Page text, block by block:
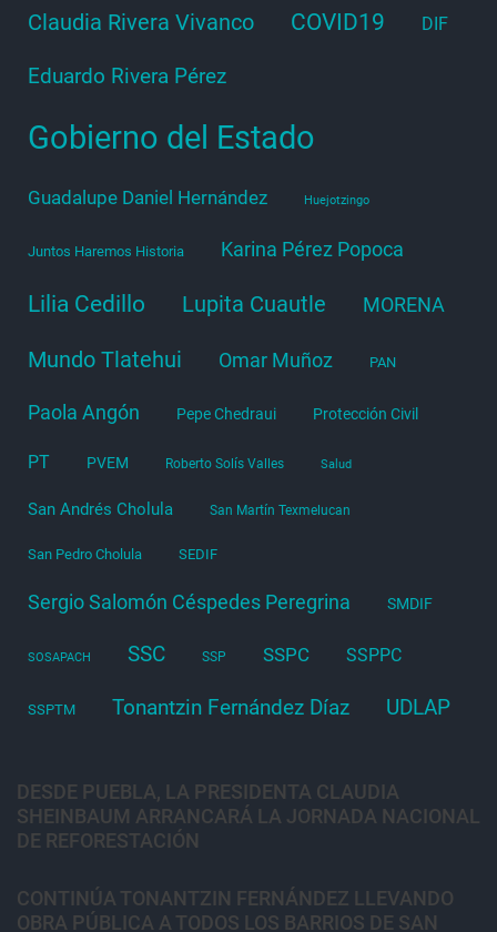
Claudia Rivera Vivanco COVID19 DIF
Eduardo Rivera Pérez
Gobierno del Estado
Guadalupe Daniel Hernández Huejotzingo
Juntos Haremos Historia Karina Pérez Popoca
Lilia Cedillo Lupita Cuautle MORENA
Mundo Tlatehui Omar Muñoz PAN
Paola Angón Pepe Chedraui Protección Civil
PT PVEM Roberto Solís Valles Salud
San Andrés Cholula San Martín Texmelucan
San Pedro Cholula SEDIF
Sergio Salomón Céspedes Peregrina SMDIF
SOSAPACH SSC SSP SSPC SSPPC
SSPTM Tonantzin Fernández Díaz UDLAP
DESDE PUEBLA, LA PRESIDENTA CLAUDIA
SHEINBAUM ARRANCARÁ LA JORNADA NACIONAL
DE REFORESTACIÓN
CONTINÚA TONANTZIN FERNÁNDEZ LLEVANDO
OBRA PÚBLICA A TODOS LOS BARRIOS DE SAN